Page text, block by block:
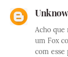
Acho que
um Fox
com esse